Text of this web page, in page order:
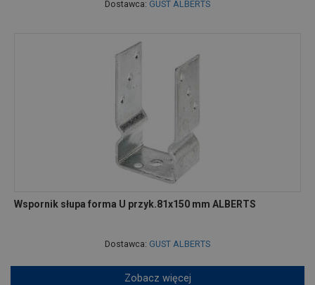
Dostawca: GUST ALBERTS
Wspornik słupa forma U przyk.81x150 mm ALBERTS
Dostawca: GUST ALBERTS
Zobacz więcej